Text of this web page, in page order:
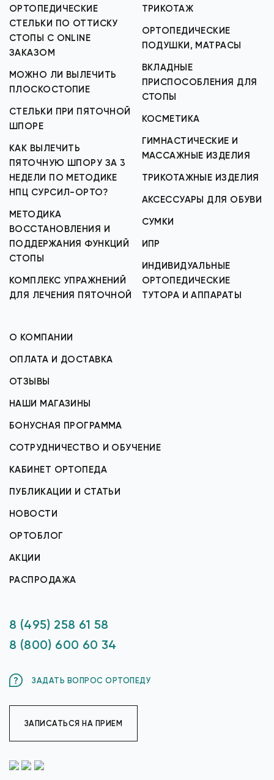
ОРТОПЕДИЧЕСКИЕ
СТЕЛЬКИ ПО ОТТИСКУ
СТОПЫ С ONLINE
ЗАКАЗОМ
МОЖНО ЛИ ВЫЛЕЧИТЬ
ПЛОСКОСТОПИЕ
СТЕЛЬКИ ПРИ ПЯТОЧНОЙ
ШПОРЕ
КАК ВЫЛЕЧИТЬ
ПЯТОЧНУЮ ШПОРУ ЗА 3
НЕДЕЛИ ПО МЕТОДИКЕ
НПЦ СУРСИЛ-ОРТО?
МЕТОДИКА
ВОССТАНОВЛЕНИЯ И
ПОДДЕРЖАНИЯ ФУНКЦИЙ
СТОПЫ
КОМПЛЕКС УПРАЖНЕНИЙ
ДЛЯ ЛЕЧЕНИЯ ПЯТОЧНОЙ
ТРИКОТАЖ
ОРТОПЕДИЧЕСКИЕ
ПОДУШКИ, МАТРАСЫ
ВКЛАДНЫЕ
ПРИСПОСОБЛЕНИЯ ДЛЯ
СТОПЫ
КОСМЕТИКА
ГИМНАСТИЧЕСКИЕ И
МАССАЖНЫЕ ИЗДЕЛИЯ
ТРИКОТАЖНЫЕ ИЗДЕЛИЯ
АКСЕССУАРЫ ДЛЯ ОБУВИ
СУМКИ
ИПР
ИНДИВИДУАЛЬНЫЕ
ОРТОПЕДИЧЕСКИЕ
ТУТОРА И АППАРАТЫ
О КОМПАНИИ
ОПЛАТА И ДОСТАВКА
ОТЗЫВЫ
НАШИ МАГАЗИНЫ
БОНУСНАЯ ПРОГРАММА
СОТРУДНИЧЕСТВО И ОБУЧЕНИЕ
КАБИНЕТ ОРТОПЕДА
ПУБЛИКАЦИИ И СТАТЬИ
НОВОСТИ
ОРТОБЛОГ
АКЦИИ
РАСПРОДАЖА
8 (495) 258 61 58
8 (800) 600 60 34
ЗАДАТЬ ВОПРОС ОРТОПЕДУ
ЗАПИСАТЬСЯ НА ПРИЕМ